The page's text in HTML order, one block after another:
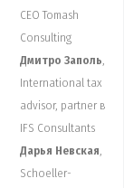
CEO Tomash
Consulting
Дмитро Заполь
International tax
advisor, partner в
IFS Consultants
Дарья Невская
Schoeller-